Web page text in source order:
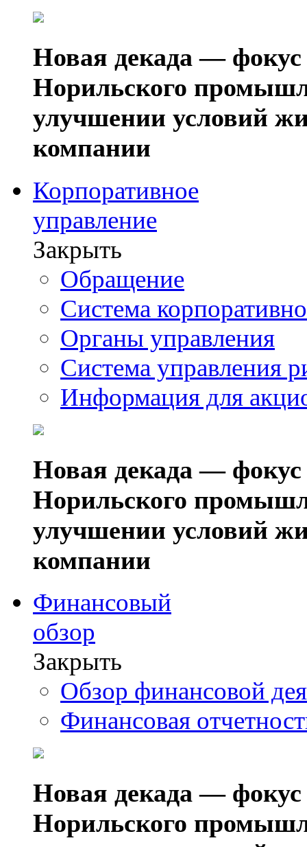
Новая декада — фокус
Норильского
улучшении условий
компании
Корпоративное
управление
Закрыть
Обращение
Система
Органы управления
Система управления
Информация для
Новая декада — фокус
Норильского
улучшении условий
компании
Финансовый
обзор
Закрыть
Обзор финансовой
Финансовая
Новая декада — фокус
Норильского